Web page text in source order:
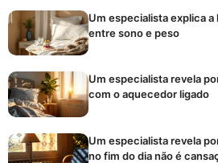
Um especialista explica
entre sono e peso
Um especialista revela
com o aquecedor ligado
Um especialista revela
no fim do dia não é